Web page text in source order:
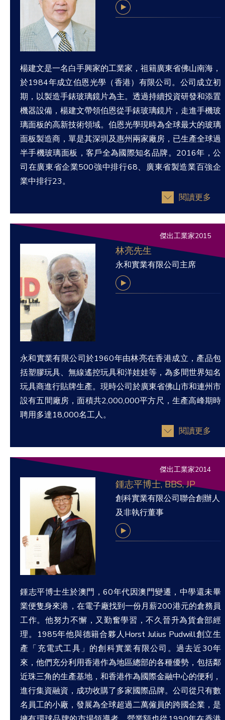
楊建文是一名白手興家的工業家，祖籍廣東省佛山南海，
於1984年成立伯恩光學（香港）有限公司。公司成立初
期，以製造手錶玻璃鏡片為主。透過持續投資研發和添置
機器設備，楊建文帶領伯恩從手錶玻璃鏡片，走進手機玻
璃面板的高新技術領域。伯恩光學現時為全球最大的玻璃
面板製造商，單是其深圳及惠州兩家廠房，已生產全球過
半手機玻璃面板，客戶全為國際知名品牌。2016年，公
司在廣東省企業500強中排行68、廣東省製造業百強企
業中排行23。
閱讀更多
傑出工業家2015
林亮先生
永和實業有限公司主席
永和實業有限公司於1960年由林亮在香港成立，產品包
括塑膠玩具、無線遙控玩具和洋娃娃等，為多間世界知名
玩具商進行貼牌生產。現時公司於廣東省佛山市和連州市
設有五間廠房，面積共2,000,000平方尺，生產高峰期時
聘用多達18,000名工人。
閱讀更多
傑出工業家2014
鍾志平博士, BBS, JP
創科實業有限公司聯合創辦人
及非執行董事
鍾志平博士生於澳門，60年代因澳門變遷，中學還未畢
業便隻身來港，在電子廠找到一份月薪200港元的倉務員
工作。他努力不懈，又勤奮學習，不久晉升為貨倉部經
理。1985年他與德籍合夥人Horst Julius Pudwill創立生
產「充電式工具」的創科實業有限公司。過去近30年
來，他們充分利用香港作為地區總部的各種優勢，包括鄰
近珠三角的生產基地，和香港作為國際金融中心的便利，
進行集資融資，成功收購了多家國際品牌。公司從只有數
名員工的小廠，發展為全球超過二萬僱員的跨國企業，是